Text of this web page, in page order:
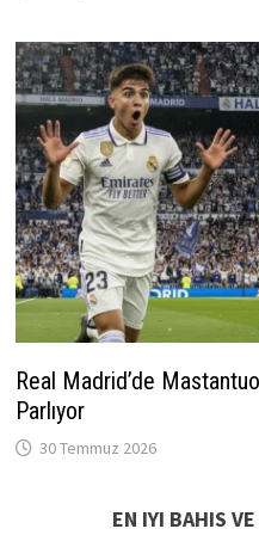
Real Madrid’de
Parlıyor
30 Temmuz 2026
EN IYI BAHIS